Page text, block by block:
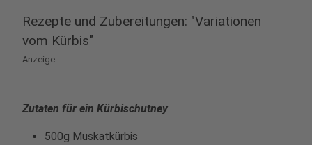
Rezepte und Zubereitungen: "Variationen
vom Kürbis"
Anzeige
Zutaten für ein Kürbischutney
500g Muskatkürbis